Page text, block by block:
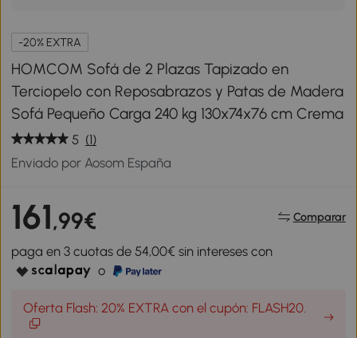
-20% EXTRA
HOMCOM Sofá de 2 Plazas Tapizado en
Terciopelo con Reposabrazos y Patas de Madera
Sofá Pequeño Carga 240 kg 130x74x76 cm Crema
5 (1)
Enviado por Aosom España
161,99€ Comparar
paga en 3 cuotas de 54,00€ sin intereses con
o
Oferta Flash: 20% EXTRA con el cupón: FLASH20.